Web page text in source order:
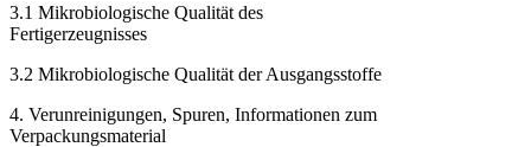
3.1 Mikrobiologische Qualität des
Fertigerzeugnisses
3.2 Mikrobiologische Qualität der Ausgangsstoffe
4. Verunreinigungen, Spuren, Informationen zum
Verpackungsmaterial